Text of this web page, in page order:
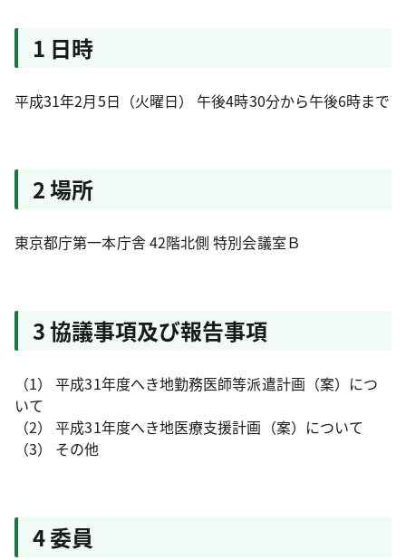
1 日時
平成31年2月5日（火曜日） 午後4時30分から午後6時まで
2 場所
東京都庁第一本庁舎 42階北側 特別会議室Ｂ
3 協議事項及び報告事項
（1） 平成31年度へき地勤務医師等派遣計画（案）につ
いて
（2） 平成31年度へき地医療支援計画（案）について
（3） その他
4 委員